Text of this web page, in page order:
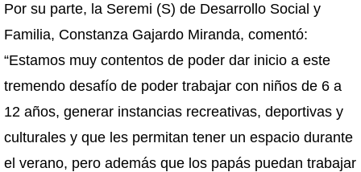
Por su parte, la Seremi (S) de Desarrollo Social y
Familia, Constanza Gajardo Miranda, comentó:
“Estamos muy contentos de poder dar inicio a este
tremendo desafío de poder trabajar con niños de 6 a
12 años, generar instancias recreativas, deportivas y
culturales y que les permitan tener un espacio durante
el verano, pero además que los papás puedan trabajar